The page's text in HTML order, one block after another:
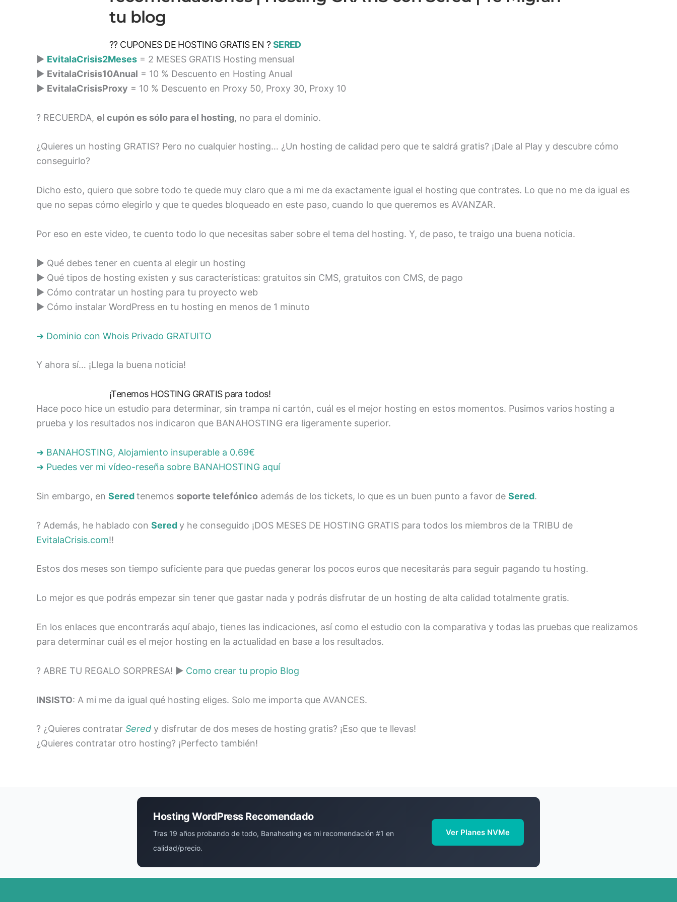
tu blog
?? CUPONES DE HOSTING GRATIS EN ?SERED
► EvitalaCrisis2Meses = 2 MESES GRATIS Hosting mensual
► EvitalaCrisis10Anual = 10 % Descuento en Hosting Anual
► EvitalaCrisisProxy = 10 % Descuento en Proxy 50, Proxy 30, Proxy 10
? RECUERDA, el cupón es sólo para el hosting, no para el dominio.
¿Quieres un hosting GRATIS? Pero no cualquier hosting… ¿Un hosting de calidad pero que te saldrá gratis? ¡Dale al Play y descubre cómo
conseguirlo?
Dicho esto, quiero que sobre todo te quede muy claro que a mi me da exactamente igual el hosting que contrates. Lo que no me da igual es
que no sepas cómo elegirlo y que te quedes bloqueado en este paso, cuando lo que queremos es AVANZAR.
Por eso en este video, te cuento todo lo que necesitas saber sobre el tema del hosting. Y, de paso, te traigo una buena noticia.
► Qué debes tener en cuenta al elegir un hosting
► Qué tipos de hosting existen y sus características: gratuitos sin CMS, gratuitos con CMS, de pago
► Cómo contratar un hosting para tu proyecto web
► Cómo instalar WordPress en tu hosting en menos de 1 minuto
➜ Dominio con Whois Privado GRATUITO
Y ahora sí… ¡Llega la buena noticia!
¡Tenemos HOSTING GRATIS para todos!
Hace poco hice un estudio para determinar, sin trampa ni cartón, cuál es el mejor hosting en estos momentos. Pusimos varios hosting a
prueba y los resultados nos indicaron que BANAHOSTING era ligeramente superior.
➜ BANAHOSTING, Alojamiento insuperable a 0.69€
➜ Puedes ver mi vídeo-reseña sobre BANAHOSTING aquí
Sin embargo, en Seredtenemos soporte telefónico además de los tickets, lo que es un buen punto a favor de Sered.
? Además, he hablado con Seredy he conseguido ¡DOS MESES DE HOSTING GRATIS para todos los miembros de la TRIBU de
EvitalaCrisis.com!!
Estos dos meses son tiempo suficiente para que puedas generar los pocos euros que necesitarás para seguir pagando tu hosting.
Lo mejor es que podrás empezar sin tener que gastar nada y podrás disfrutar de un hosting de alta calidad totalmente gratis.
En los enlaces que encontrarás aquí abajo, tienes las indicaciones, así como el estudio con la comparativa y todas las pruebas que realizamos
para determinar cuál es el mejor hosting en la actualidad en base a los resultados.
? ABRE TU REGALO SORPRESA! ► Como crear tu propio Blog
INSISTO: A mi me da igual qué hosting eliges. Solo me importa que AVANCES.
? ¿Quieres contratar Sered y disfrutar de dos meses de hosting gratis? ¡Eso que te llevas!
¿Quieres contratar otro hosting? ¡Perfecto también!
Hosting WordPress Recomendado
Tras 19 años probando de todo, Banahosting es mi recomendación #1 en
calidad/precio.
Ver Planes NVMe